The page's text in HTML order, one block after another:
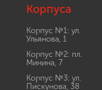
Корпуса
Корпус №1: ул.
Ульянова, 1
Корпус №2: пл.
Минина, 7
Корпус №3: ул.
Пискунова, 38